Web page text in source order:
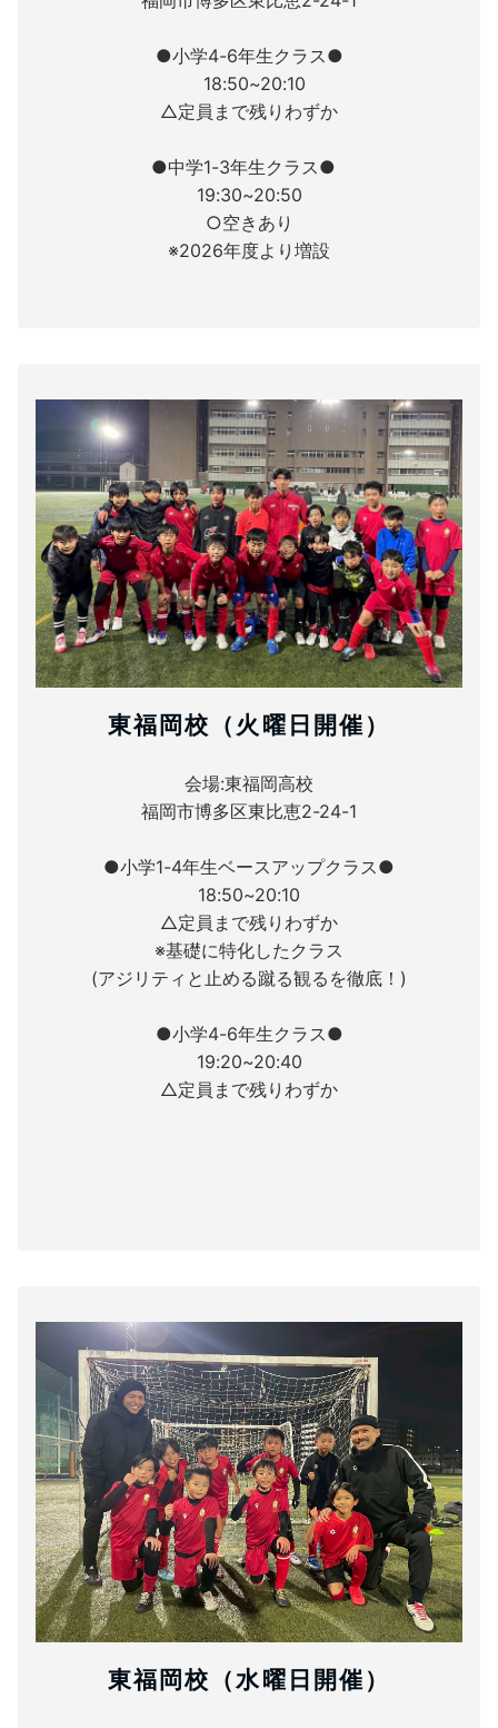
●小学4-6年生クラス●
18:50~20:10
△定員まで残りわずか
●中学1-3年生クラス●
19:30~20:50
○空きあり
※2026年度より増設
東福岡校（火曜日開催）
会場:東福岡高校
福岡市博多区東比恵2-24-1
●小学1-4年生ベースアップクラス●
18:50~20:10
△定員まで残りわずか
※基礎に特化したクラス
(アジリティと止める蹴る観るを徹底！)
●小学4-6年生クラス●
19:20~20:40
△定員まで残りわずか
東福岡校（水曜日開催）